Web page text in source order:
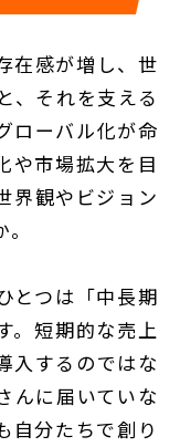
在感が増し、世
、それを支える
ローバル化が命
や市場拡大を目
界観やビジョン
とつは「中長期
。短期的な売上
入するのではな
んに届いていな
自分たちで創り